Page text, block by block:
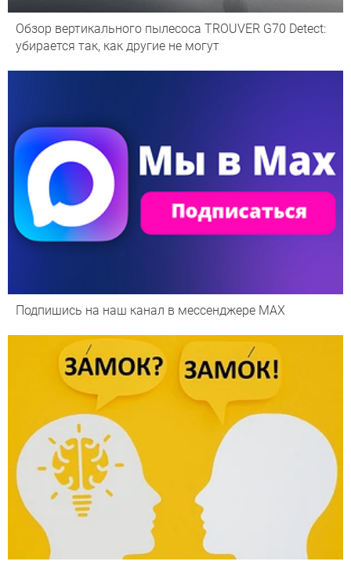
Обзор вертикального пылесоса TROUVER G70 Detect:
убирается так, как другие не могут
Подпишись на наш канал в мессенджере МАХ